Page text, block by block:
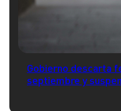
Gobierno descarta
septiembre y